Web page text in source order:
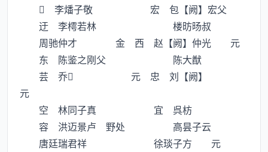
 李燔子敬 宏 包【阙】宏父
迂 李樗若林 楼昉旸叔
周驰仲才 金 西 赵【阙】仲光 元
东 陈鉴之刚父 陈大猷
芸 乔 元 忠 刘【阙】
元
空 林同子真 宜 呉枋
容 洪迈景卢 野处 高昙子云
唐廷瑞君祥 徐琰子方 元